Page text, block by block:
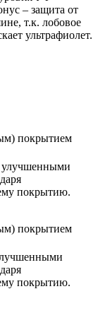
– защита от
т.к. лобовое
ультрафиолет.
покрытием
улучшенными
покрытию.
покрытием
покрытию.